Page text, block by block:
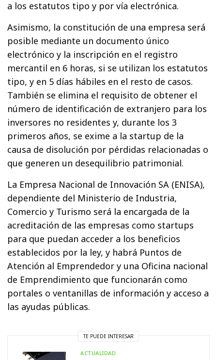
a los estatutos tipo y por vía electrónica.
Asimismo, la constitución de una empresa será
posible mediante un documento único
electrónico y la inscripción en el registro
mercantil en 6 horas, si se utilizan los estatutos
tipo, y en 5 días hábiles en el resto de casos.
También se elimina el requisito de obtener el
número de identificación de extranjero para los
inversores no residentes y, durante los 3
primeros años, se exime a la startup de la
causa de disolución por pérdidas relacionadas o
que generen un desequilibrio patrimonial.
La Empresa Nacional de Innovación SA (ENISA),
dependiente del Ministerio de Industria,
Comercio y Turismo será la encargada de la
acreditación de las empresas como startups
para que puedan acceder a los beneficios
establecidos por la ley, y habrá Puntos de
Atención al Emprendedor y una Oficina nacional
de Emprendimiento que funcionarán como
portales o ventanillas de información y acceso a
las ayudas públicas.
TE PUEDE INTERESAR
ACTUALIDAD